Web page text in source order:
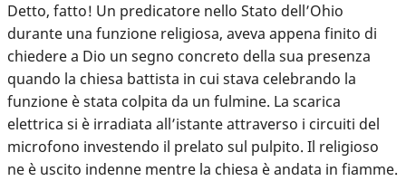
Detto, fatto! Un predicatore nello Stato dell’Ohio
durante una funzione religiosa, aveva appena finito di
chiedere a Dio un segno concreto della sua presenza
quando la chiesa battista in cui stava celebrando la
funzione è stata colpita da un fulmine. La scarica
elettrica si è irradiata all’istante attraverso i circuiti del
microfono investendo il prelato sul pulpito. Il religioso
ne è uscito indenne mentre la chiesa è andata in fiamme.